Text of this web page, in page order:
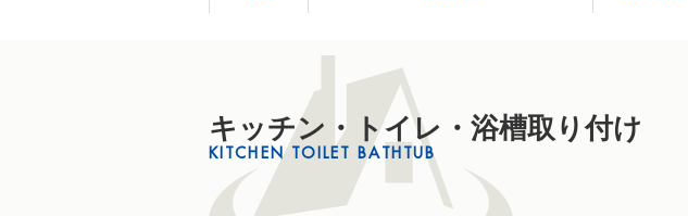
キッチン・トイレ・浴槽取り付け
KITCHEN TOILET BATHTUB